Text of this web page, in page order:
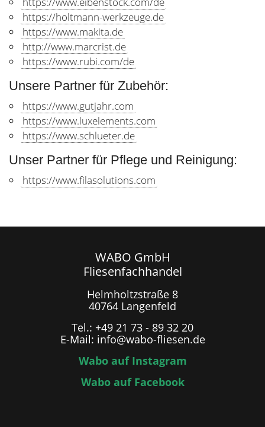
https://holtmann-werkzeuge.de
https://www.makita.de
http://www.marcrist.de
https://www.rubi.com/de
Unsere Partner für Zubehör:
https://www.gutjahr.com
https://www.luxelements.com
https://www.schlueter.de
Unser Partner für Pflege und Reinigung:
https://www.filasolutions.com
WABO GmbH
Fliesenfachhandel
Helmholtzstraße 8
40764 Langenfeld
Tel.: +49 21 73 - 89 32 20
E-Mail: info@wabo-fliesen.de
Wabo auf Instagram
Wabo auf Facebook